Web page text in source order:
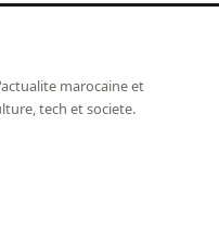
marocaine et
tech et societe.